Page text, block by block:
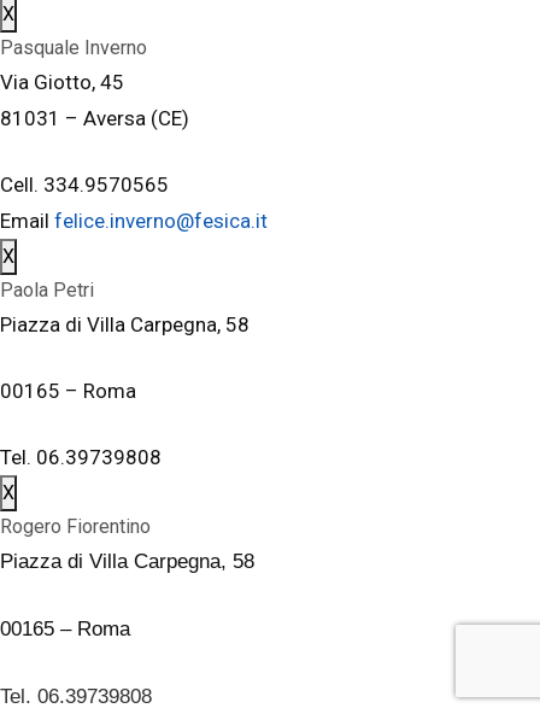
X
Pasquale Inverno
Via Giotto, 45
81031 – Aversa (CE)
Cell. 334.9570565
Email felice.inverno@fesica.it
X
Paola Petri
Piazza di Villa Carpegna, 58
00165 – Roma
Tel. 06.39739808
X
Rogero Fiorentino
Piazza di Villa Carpegna, 58
00165 – Roma
Tel. 06.39739808